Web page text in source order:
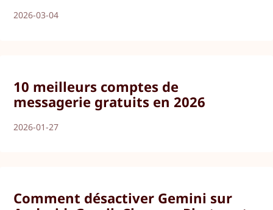
2026-03-04
10 meilleurs comptes de
messagerie gratuits en 2026
2026-01-27
Comment désactiver Gemini sur